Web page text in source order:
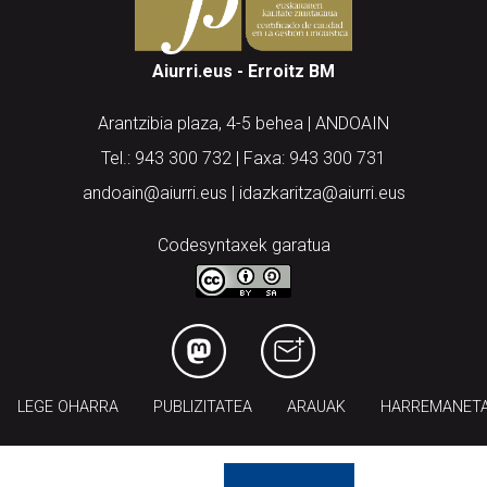
Aiurri.eus - Erroitz BM
Arantzibia plaza, 4-5 behea | ANDOAIN
Tel.: 943 300 732 | Faxa: 943 300 731
andoain@aiurri.eus | idazkaritza@aiurri.eus
Codesyntaxek garatua
LEGE OHARRA PUBLIZITATEA ARAUAK